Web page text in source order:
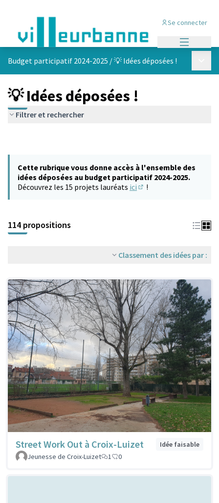
Se connecter
Budget participatif 2024-2025 /💡 Idées déposées !
💡 Idées déposées !
Filtrer et rechercher
Cette rubrique vous donne accès à l'ensemble des
idées déposées au budget participatif 2024-2025.
Découvrez les 15 projets lauréats ici !
114 propositions
Classement des idées par :
Street Work Out à Croix-Luizet
Idée faisable
Jeunesse de Croix-Luizet
1 0